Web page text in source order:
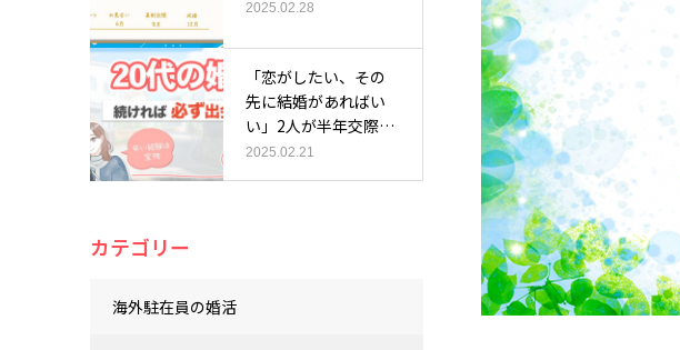
2025.02.28
「恋がしたい、その
先に結婚があればい
い」2人が半年交際で
成婚
2025.02.21
カテゴリー
海外駐在員の婚活